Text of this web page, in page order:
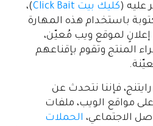
عليه (كليك بيت Click Bait
)،
باستخدام هذه المهارة
لموقع ويب مُعيّن،
المنتج وتقوم بإقناعهم
فإننا نتحدث عن
مواقع الويب، ملفات
الاجتماعي، الحملات